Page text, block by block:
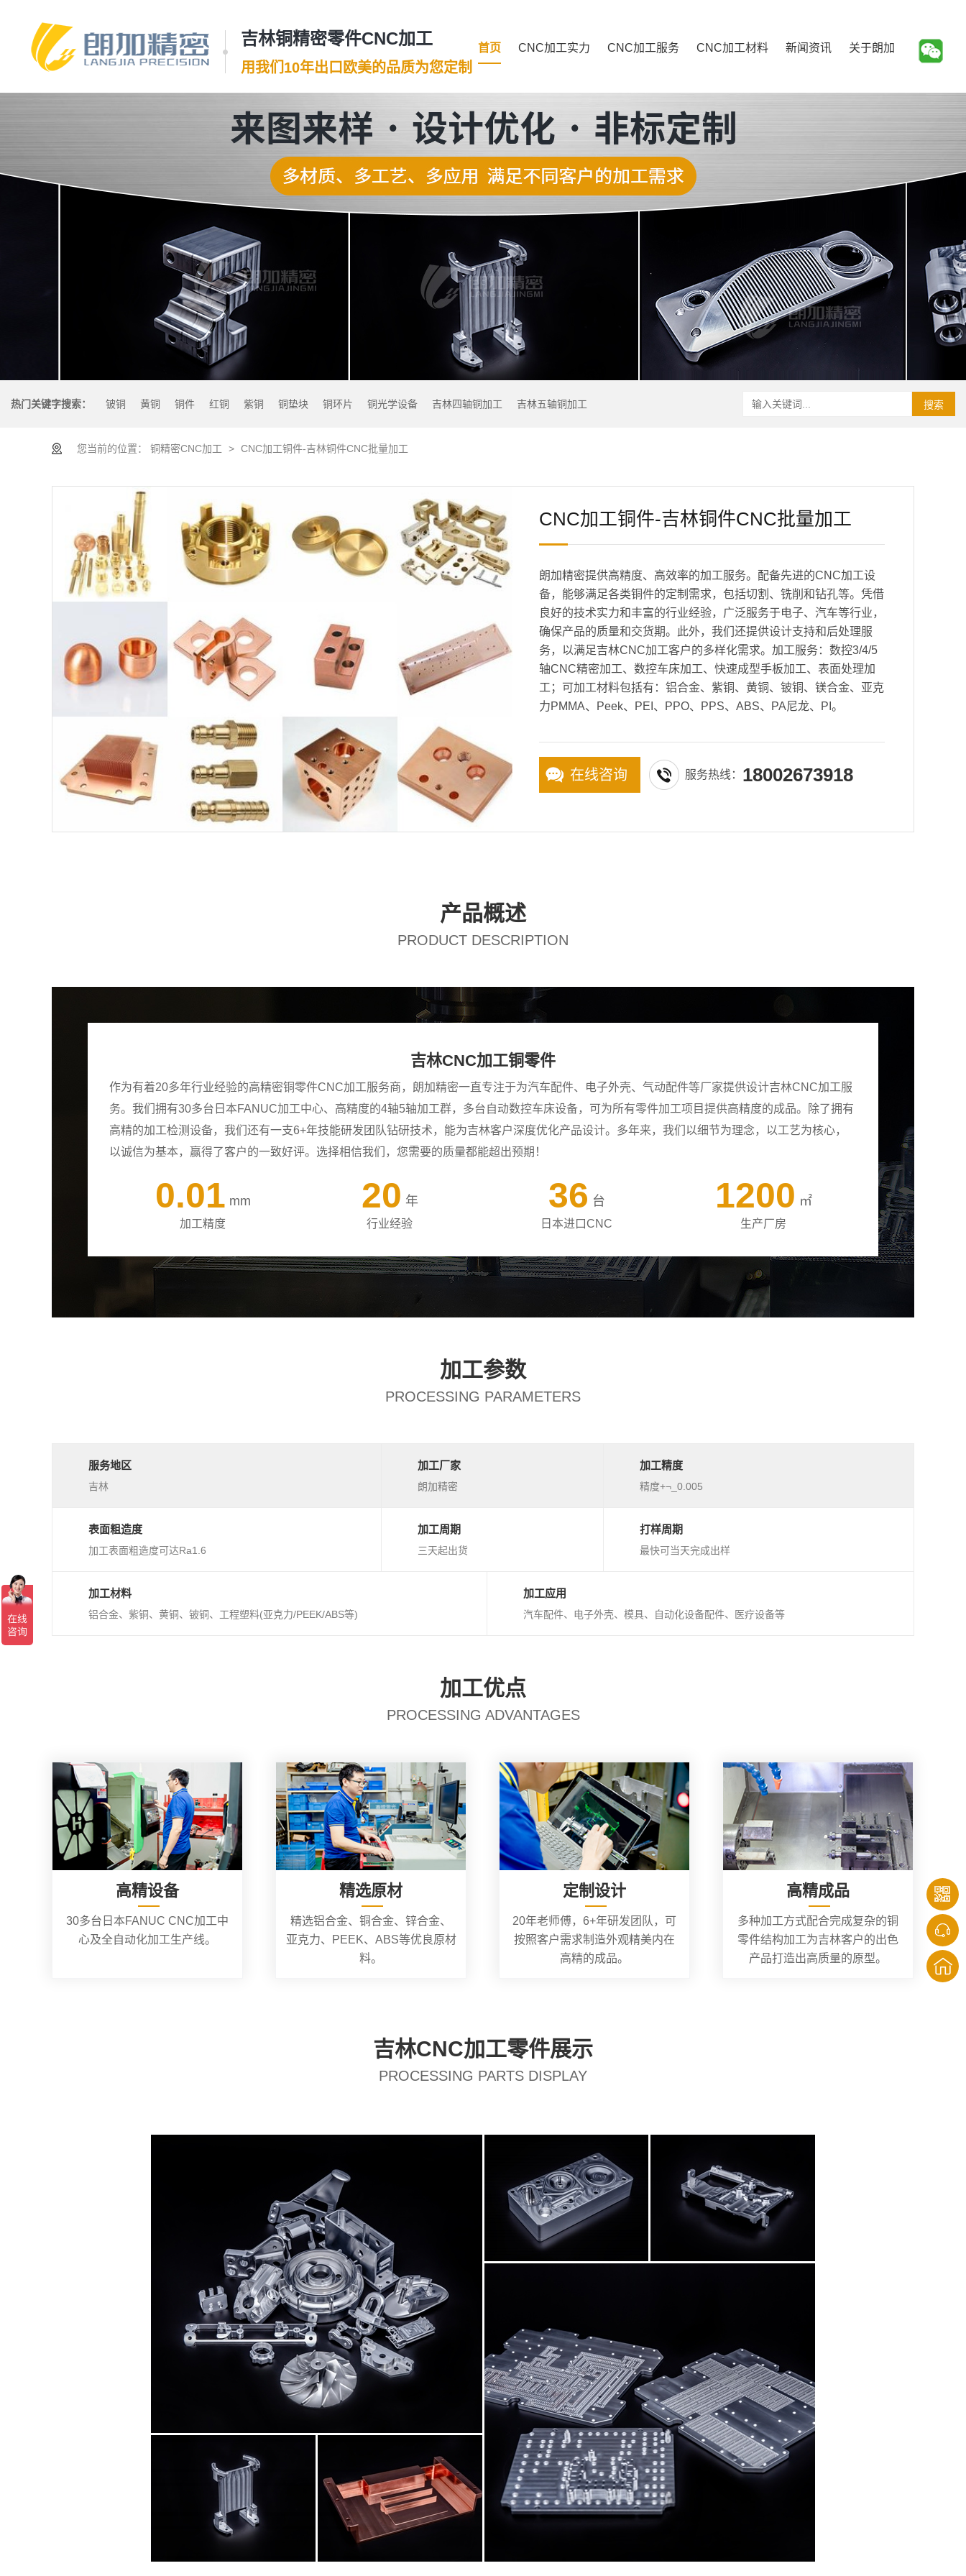
吉林铜精密零件CNC加工
用我们10年出口欧美的品质为您定制
首页 CNC加工实力 CNC加工服务 CNC加工材料 新闻资讯 关于朗加
热门关键字搜索： 铍铜 黄铜 铜件 红铜 紫铜 铜垫块 铜环片 铜光学设备 吉林四轴铜加工 吉林五轴铜加工 搜索
您当前的位置： 铜精密CNC加工 > CNC加工铜件-吉林铜件CNC批量加工
CNC加工铜件-吉林铜件CNC批量加工
朗加精密提供高精度、高效率的加工服务。配备先进的CNC加工设
备，能够满足各类铜件的定制需求，包括切割、铣削和钻孔等。凭借
良好的技术实力和丰富的行业经验，广泛服务于电子、汽车等行业，
确保产品的质量和交货期。此外，我们还提供设计支持和后处理服
务，以满足吉林CNC加工客户的多样化需求。加工服务：数控3/4/5
轴CNC精密加工、数控车床加工、快速成型手板加工、表面处理加
工；可加工材料包括有：铝合金、紫铜、黄铜、铍铜、镁合金、亚克
力PMMA、Peek、PEI、PPO、PPS、ABS、PA尼龙、PI。
在线咨询 服务热线： 18002673918
产品概述
PRODUCT DESCRIPTION
吉林CNC加工铜零件
作为有着20多年行业经验的高精密铜零件CNC加工服务商，朗加精密一直专注于为汽车配件、电子外壳、气动配件等厂家提供设计吉林CNC加工服
务。我们拥有30多台日本FANUC加工中心、高精度的4轴5轴加工群，多台自动数控车床设备，可为所有零件加工项目提供高精度的成品。除了拥有
高精的加工检测设备，我们还有一支6+年技能研发团队钻研技术，能为吉林客户深度优化产品设计。多年来，我们以细节为理念，以工艺为核心，
以诚信为基本，赢得了客户的一致好评。选择相信我们，您需要的质量都能超出预期！
0.01 mm
加工精度
20 年
行业经验
36 台
日本进口CNC
1200 ㎡
生产厂房
加工参数
PROCESSING PARAMETERS
服务地区
吉林
加工厂家
朗加精密
加工精度
精度+¬_0.005
表面粗造度
加工表面粗造度可达Ra1.6
加工周期
三天起出货
打样周期
最快可当天完成出样
加工材料
铝合金、紫铜、黄铜、铍铜、工程塑料(亚克力/PEEK/ABS等)
加工应用
汽车配件、电子外壳、模具、自动化设备配件、医疗设备等
加工优点
PROCESSING ADVANTAGES
高精设备
30多台日本FANUC CNC加工中
心及全自动化加工生产线。
精选原材
精选铝合金、铜合金、锌合金、
亚克力、PEEK、ABS等优良原材
料。
定制设计
20年老师傅，6+年研发团队，可
按照客户需求制造外观精美内在
高精的成品。
高精成品
多种加工方式配合完成复杂的铜
零件结构加工为吉林客户的出色
产品打造出高质量的原型。
吉林CNC加工零件展示
PROCESSING PARTS DISPLAY